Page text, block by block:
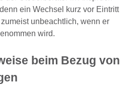
ein Wechsel kurz vor Eintritt
unbeachtlich, wenn er
wird.
beim Bezug von